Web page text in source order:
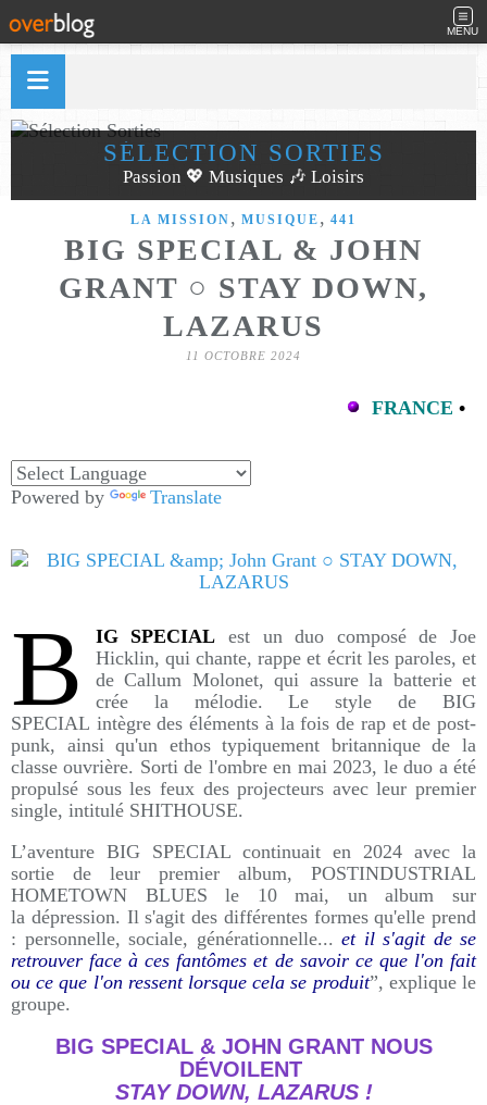
MENU
SÉLECTION SORTIES
Passion 💖 Musiques 🎶 Loisirs
LA MISSION , MUSIQUE , 441
BIG SPECIAL & JOHN
GRANT ○ STAY DOWN,
LAZARUS
11 OCTOBRE 2024
FRANCE •
Powered by Translate
B IG SPECIAL est un duo composé de Joe
Hicklin, qui chante, rappe et écrit les paroles, et
de Callum Molonet, qui assure la batterie et
crée la mélodie. Le style de BIG
SPECIAL intègre des éléments à la fois de rap et de post-
punk, ainsi qu'un ethos typiquement britannique de la
classe ouvrière. Sorti de l'ombre en mai 2023, le duo a été
propulsé sous les feux des projecteurs avec leur premier
single, intitulé SHITHOUSE.
L’aventure BIG SPECIAL continuait en 2024 avec la
sortie de leur premier album, POSTINDUSTRIAL
HOMETOWN BLUES le 10 mai, un album sur
la dépression. Il s'agit des différentes formes qu'elle prend
: personnelle, sociale, générationnelle... et il s'agit de se
retrouver face à ces fantômes et de savoir ce que l'on fait
ou ce que l'on ressent lorsque cela se produit”, explique le
groupe.
BIG SPECIAL & JOHN GRANT NOUS
DÉVOILENT
STAY DOWN, LAZARUS !